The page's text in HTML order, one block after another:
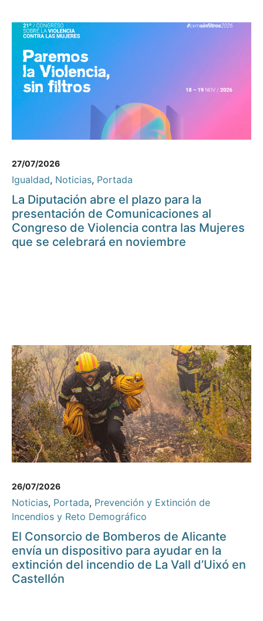
27/07/2026
Igualdad, Noticias, Portada
La Diputación abre el plazo para la
presentación de Comunicaciones al
Congreso de Violencia contra las Mujeres
que se celebrará en noviembre
26/07/2026
Noticias, Portada, Prevención y Extinción de
Incendios y Reto Demográfico
El Consorcio de Bomberos de Alicante
envía un dispositivo para ayudar en la
extinción del incendio de La Vall d’Uixó en
Castellón